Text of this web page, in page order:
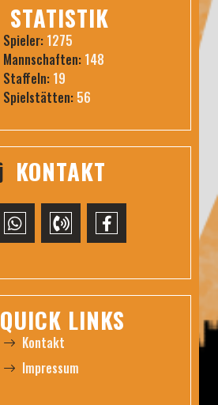
STATISTIK
Spieler: 1275
Mannschaften: 148
Staffeln: 19
Spielstätten: 56
KONTAKT
QUICK LINKS
Kontakt
Impressum